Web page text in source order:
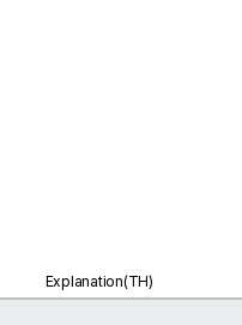
Explanation(TH)